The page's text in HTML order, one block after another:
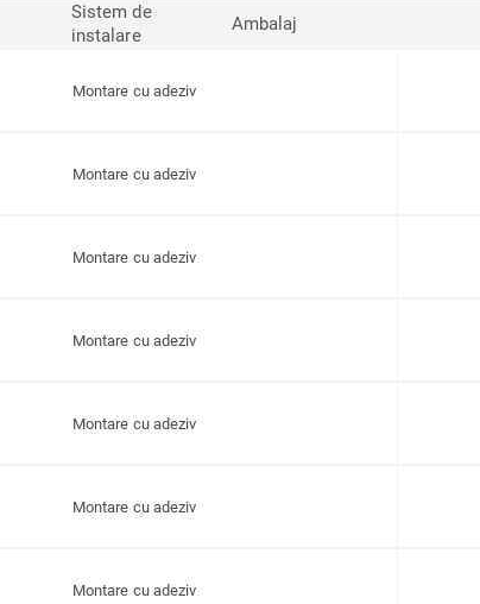
Sistem de
instalare
Ambalaj
Montare cu adeziv
Montare cu adeziv
Montare cu adeziv
Montare cu adeziv
Montare cu adeziv
Montare cu adeziv
Montare cu adeziv